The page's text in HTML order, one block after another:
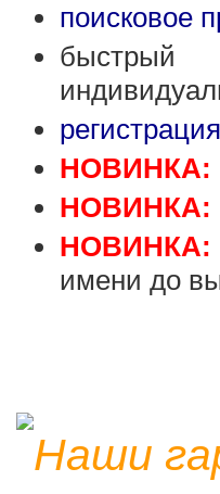
поисковое
НОВИНКА:
НОВИНКА:
НОВИНКА:
имени до
Наши